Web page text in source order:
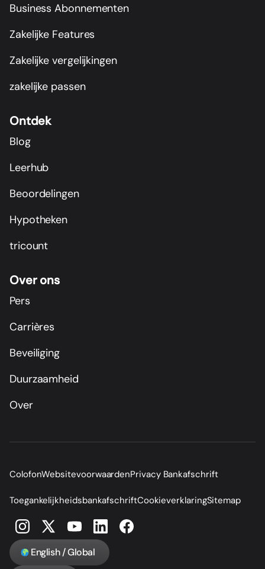
Business Abonnementen
Zakelijke Features
Zakelijke vergelijkingen
zakelijke passen
Ontdek
Blog
Leerhub
Beoordelingen
Hypotheken
tricount
Over ons
Pers
Carrières
Beveiliging
Duurzaamheid
Over
ColofonWebsitevoorwaardenPrivacy Bankafschrift
ToegankelijkheidsbankafschriftCookieverklaringSitemap
English / Global